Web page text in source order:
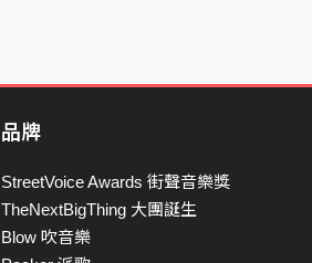
品牌
StreetVoice Awards 街聲音樂獎
TheNextBigThing 大團誕生
Blow 吹音樂